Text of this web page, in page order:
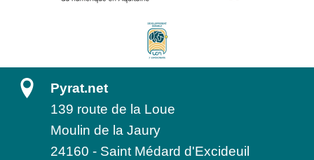
Pyrat.net
139 route de la Loue
Moulin de la Jaury
24160 - Saint Médard d'Excideuil